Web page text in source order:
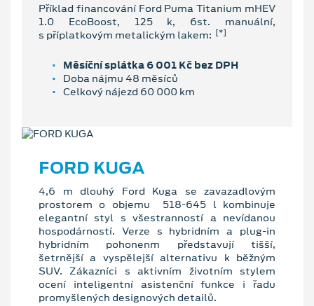
Příklad financování Ford Puma Titanium mHEV
1.0 EcoBoost, 125 k, 6st. manuální,
s příplatkovým metalickým lakem: [*]
Měsíční splátka 6 001 Kč bez DPH
Doba nájmu 48 měsíců
Celkový nájezd 60 000 km
FORD KUGA
4,6 m dlouhý Ford Kuga se zavazadlovým
prostorem o objemu 518-645 l kombinuje
elegantní styl s všestranností a nevídanou
hospodárností. Verze s hybridním a plug-in
hybridním pohonenm představují tišší,
šetrnější a vyspělejší alternativu k běžným
SUV. Zákazníci s aktivním životním stylem
ocení inteligentní asistenční funkce i řadu
promyšlených designových detailů.